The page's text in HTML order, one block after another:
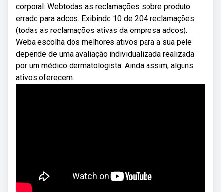
corporal: Webtodas as reclamações sobre produto
errado para adcos. Exibindo 10 de 204 reclamações
(todas as reclamações ativas da empresa adcos).
Weba escolha dos melhores ativos para a sua pele
depende de uma avaliação individualizada realizada
por um médico dermatologista. Ainda assim, alguns
ativos oferecem.